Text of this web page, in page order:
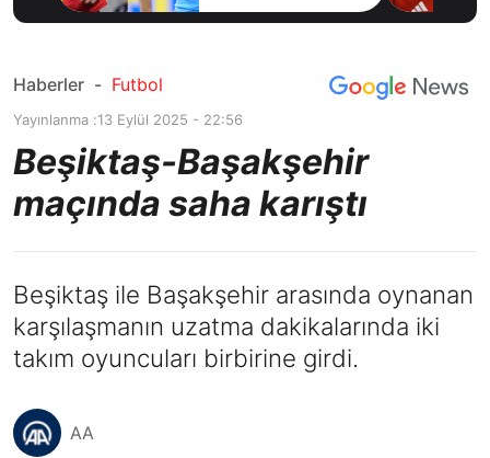
Haberler - Futbol
Yayınlanma :13 Eylül 2025 - 22:56
Beşiktaş-Başakşehir
maçında saha karıştı
Beşiktaş ile Başakşehir arasında oynanan
karşılaşmanın uzatma dakikalarında iki
takım oyuncuları birbirine girdi.
AA